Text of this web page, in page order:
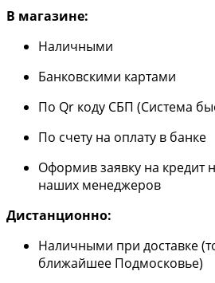
В магазине:
Наличными
Банковскими картами
По Qr коду СБП (Система
По счету на оплату в банке
Оформив заявку на кредит
наших менеджеров
Дистанционно:
Наличными при доставке
ближайшее Подмосковье)